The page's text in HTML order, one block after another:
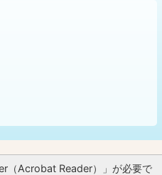
（Acrobat Reader）」が必要で